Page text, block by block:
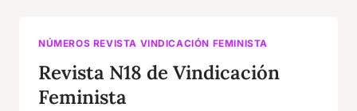
NÚMEROS REVISTA VINDICACIÓN FEMINISTA
Revista N18 de Vindicación
Feminista